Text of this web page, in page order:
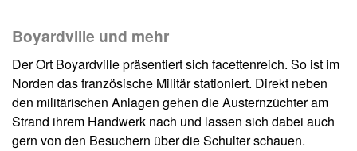
Boyardville und mehr
Der Ort Boyardville präsentiert sich facettenreich. So ist im
Norden das französische Militär stationiert. Direkt neben
den militärischen Anlagen gehen die Austernzüchter am
Strand ihrem Handwerk nach und lassen sich dabei auch
gern von den Besuchern über die Schulter schauen.